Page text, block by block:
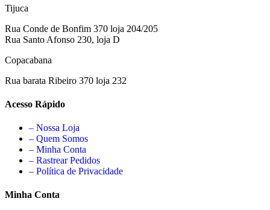
Tijuca
Rua Conde de Bonfim 370 loja 204/205
Rua Santo Afonso 230, loja D
Copacabana
Rua barata Ribeiro 370 loja 232
Acesso Rápido
– Nossa Loja
– Quem Somos
– Minha Conta
– Rastrear Pedidos
– Política de Privacidade
Minha Conta